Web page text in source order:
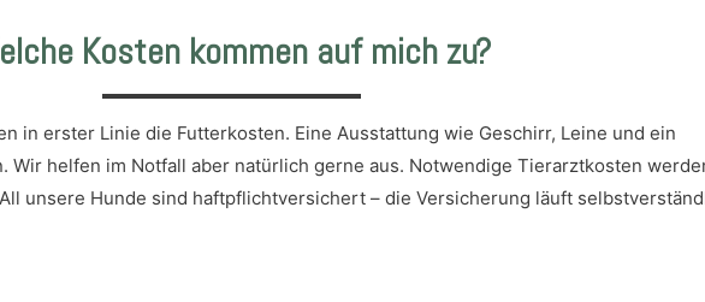
Kosten kommen auf mich zu?
in erster Linie die Futterkosten. Eine Ausstattung wie Geschirr, Leine und ein
Wir helfen im Notfall aber natürlich gerne aus. Notwendige Tierarztkosten
unsere Hunde sind haftpflichtversichert – die Versicherung läuft